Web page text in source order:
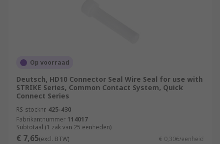
Op voorraad
Deutsch, HD10 Connector Seal Wire Seal for use with
STRIKE Series, Common Contact System, Quick
Connect Series
RS-stocknr. 425-430
Fabrikantnummer 114017
Subtotaal (1 zak van 25 eenheden)
€ 7,65(excl. BTW) € 0,306/eenheid